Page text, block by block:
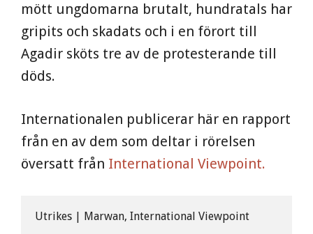
mött ungdomarna brutalt, hundratals har
gripits och skadats och i en förort till
Agadir sköts tre av de protesterande till
döds.
Internationalen publicerar här en rapport
från en av dem som deltar i rörelsen
översatt från International Viewpoint.
Utrikes | Marwan, International Viewpoint